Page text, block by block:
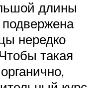
длины
нередко
такая